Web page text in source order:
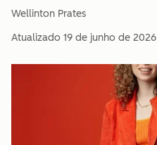
Wellinton Prates
Atualizado 19 de junho de 2026